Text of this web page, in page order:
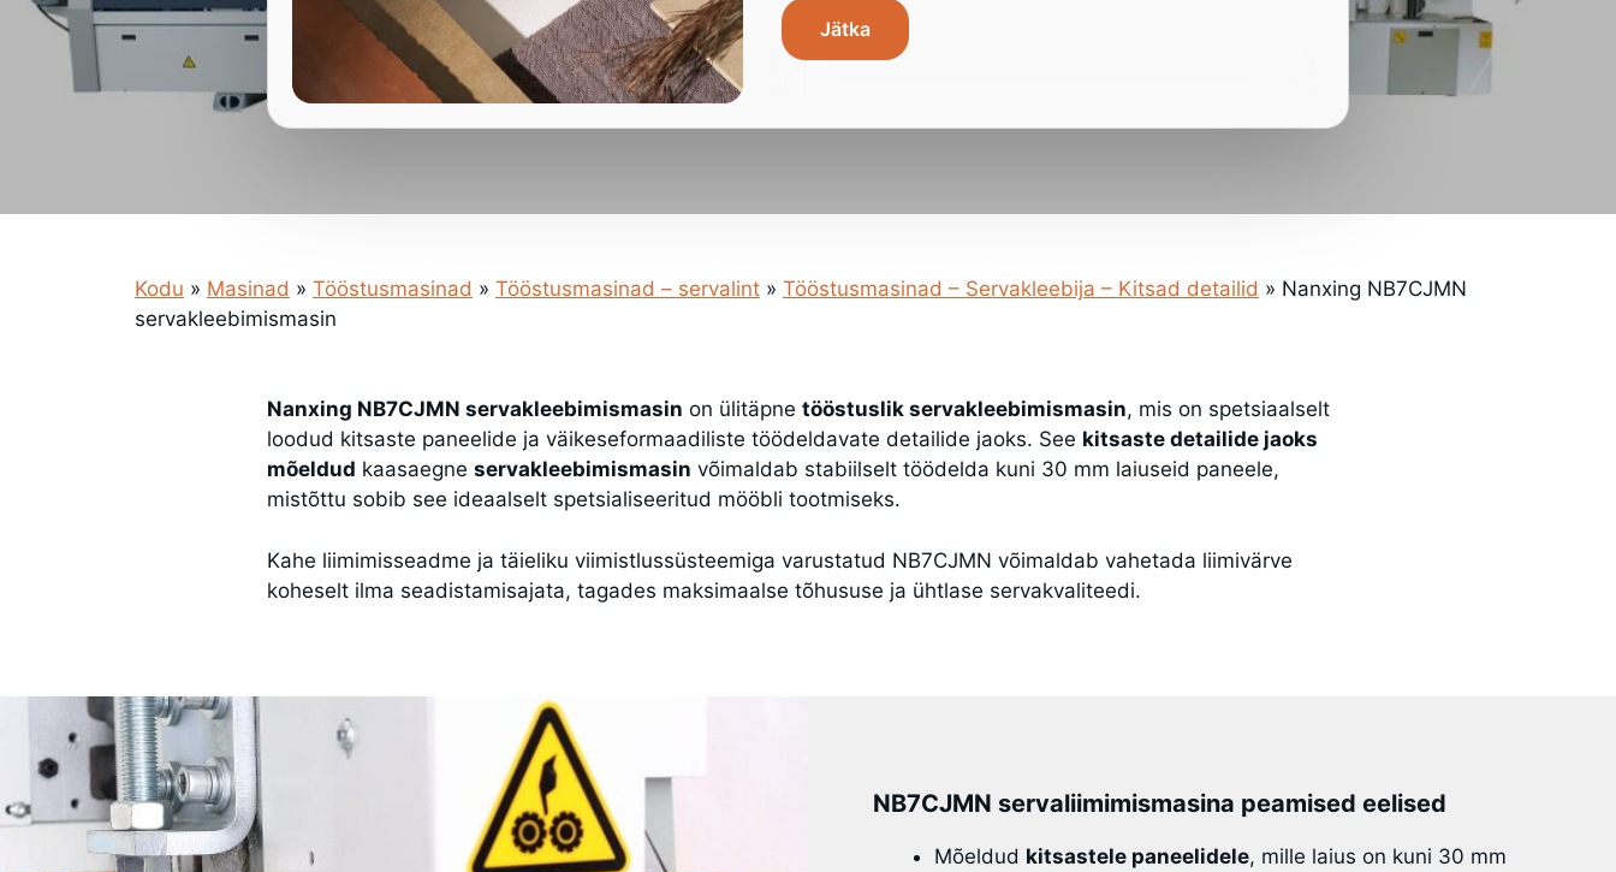
Kodu » Masinad » Tööstusmasinad » Tööstusmasinad – servalint » Tööstusmasinad – Servakleebija – Kitsad detailid » Nanxing NB7CJMN
servakleebimismasin
Nanxing NB7CJMN servakleebimismasin on ülitäpne tööstuslik servakleebimismasin, mis on spetsiaalselt
loodud kitsaste paneelide ja väikeseformaadiliste töödeldavate detailide jaoks. See kitsaste detailide jaoks
mõeldud kaasaegne servakleebimismasin võimaldab stabiilselt töödelda kuni 30 mm laiuseid paneele,
mistõttu sobib see ideaalselt spetsialiseeritud mööbli tootmiseks.
Kahe liimimisseadme ja täieliku viimistlussüsteemiga varustatud NB7CJMN võimaldab vahetada liimivärve
koheselt ilma seadistamisajata, tagades maksimaalse tõhususe ja ühtlase servakvaliteedi.
NB7CJMN servaliimimismasina peamised eelised
Mõeldud kitsastele paneelidele, mille laius on kuni 30 mm
Jätka